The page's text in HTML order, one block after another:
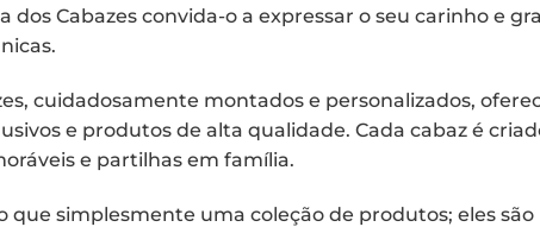
dos Cabazes convida-o a expressar o seu carinho e
cuidadosamente montados e personalizados,
e produtos de alta qualidade. Cada cabaz é
e partilhas em família.
que simplesmente uma coleção de produtos; eles